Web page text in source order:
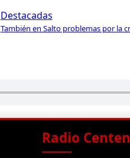
Destacadas
También en Salto problemas por la
Radio